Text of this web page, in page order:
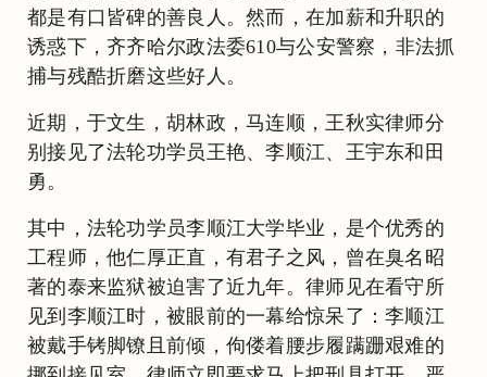
都是有口皆碑的善良人。然而，在加薪和升职的
诱惑下，齐齐哈尔政法委610与公安警察，非法抓
捕与残酷折磨这些好人。
近期，于文生，胡林政，马连顺，王秋实律师分
别接见了法轮功学员王艳、李顺江、王宇东和田
勇。
其中，法轮功学员李顺江大学毕业，是个优秀的
工程师，他仁厚正直，有君子之风，曾在臭名昭
著的泰来监狱被迫害了近九年。律师见在看守所
见到李顺江时，被眼前的一幕给惊呆了：李顺江
被戴手铐脚镣且前倾，佝偻着腰步履蹒跚艰难的